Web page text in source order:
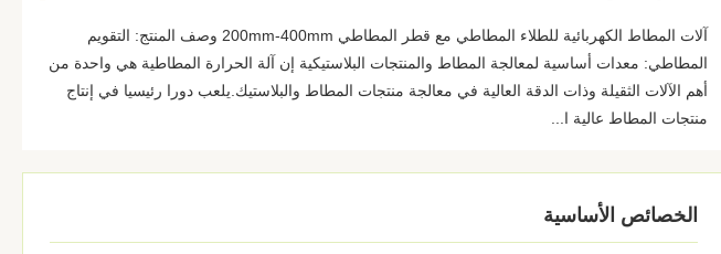
آلات المطاط الكهربائية للطلاء المطاطي مع قطر المطاطي 200mm-400mm وصف المنتج: التقويم
المطاطي: معدات أساسية لمعالجة المطاط والمنتجات البلاستيكية إن آلة الحرارة المطاطية هي واحدة من
أهم الآلات الثقيلة وذات الدقة العالية في معالجة منتجات المطاط والبلاستيك.يلعب دورا رئيسيا في إنتاج
منتجات المطاط عالية ا...
الخصائص الأساسية